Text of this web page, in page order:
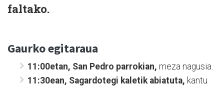
faltako.
Gaurko egitaraua
11:00etan, San Pedro parrokian, meza nagusia.
11:30ean, Sagardotegi kaletik abiatuta, kantu